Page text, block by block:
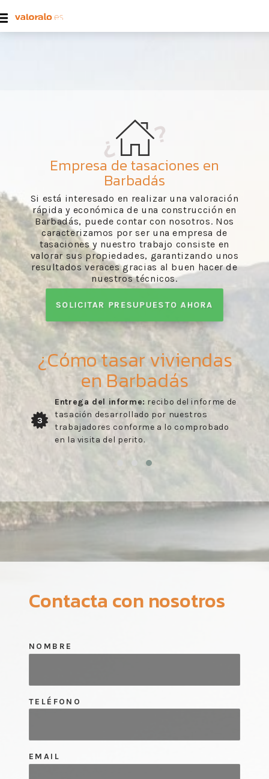
Empresa de tasaciones en
Barbadás
Si está interesado en realizar una valoración
rápida y económica de una construcción en
Barbadás, puede contar con nosotros. Nos
caracterizamos por ser una empresa de
tasaciones y nuestro trabajo consiste en
valorar sus propiedades, garantizando unos
resultados veraces gracias al buen hacer de
nuestros técnicos.
SOLICITAR PRESUPUESTO AHORA
¿Cómo tasar viviendas
en Barbadás
3
Entrega del informe: recibo del informe de
tasación desarrollado por nuestros
trabajadores conforme a lo comprobado
en la visita del perito.
Contacta con nosotros
NOMBRE
TELÉFONO
EMAIL